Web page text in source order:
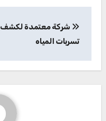
المقالات
شركة معتمدة لكشف
تسربات المياه